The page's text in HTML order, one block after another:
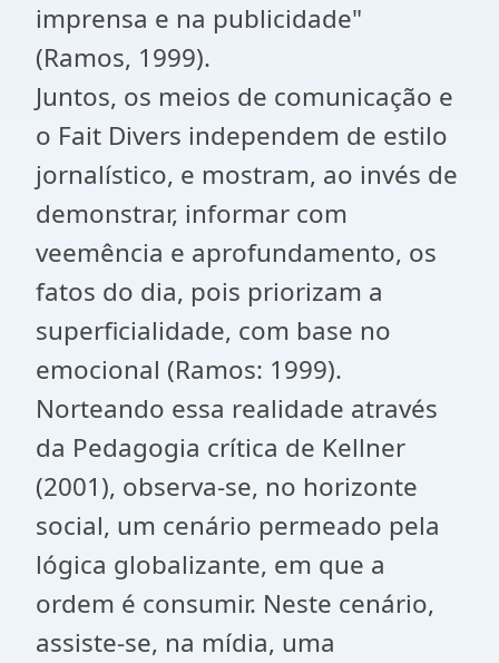
imprensa e na publicidade"
(Ramos, 1999).
Juntos, os meios de comunicação e
o Fait Divers independem de estilo
jornalístico, e mostram, ao invés de
demonstrar, informar com
veemência e aprofundamento, os
fatos do dia, pois priorizam a
superficialidade, com base no
emocional (Ramos: 1999).
Norteando essa realidade através
da Pedagogia crítica de Kellner
(2001), observa-se, no horizonte
social, um cenário permeado pela
lógica globalizante, em que a
ordem é consumir. Neste cenário,
assiste-se, na mídia, uma